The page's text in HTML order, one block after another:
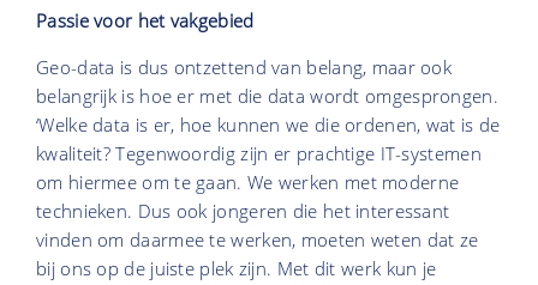
Passie voor het vakgebied
Geo-data is dus ontzettend van belang, maar ook
belangrijk is hoe er met die data wordt omgesprongen.
‘Welke data is er, hoe kunnen we die ordenen, wat is de
kwaliteit? Tegenwoordig zijn er prachtige IT-systemen
om hiermee om te gaan. We werken met moderne
technieken. Dus ook jongeren die het interessant
vinden om daarmee te werken, moeten weten dat ze
bij ons op de juiste plek zijn. Met dit werk kun je